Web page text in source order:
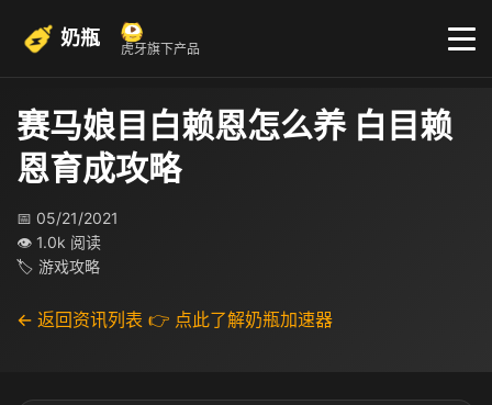
奶瓶 虎牙旗下产品
赛马娘目白赖恩怎么养 白目赖
恩育成攻略
📅 05/21/2021
👁 1.0k 阅读
🏷 游戏攻略
← 返回资讯列表 👉 点此了解奶瓶加速器